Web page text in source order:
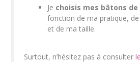
Je choisis mes bâtons
fonction de ma pratique,
et de ma taille.
Surtout, n’hésitez pas à consulter